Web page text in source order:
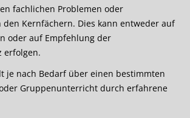
fachlichen Problemen oder
Kernfächern. Dies kann entweder auf
oder auf Empfehlung der
erfolgen.
je nach Bedarf über einen bestimmten
Gruppenunterricht durch erfahrene